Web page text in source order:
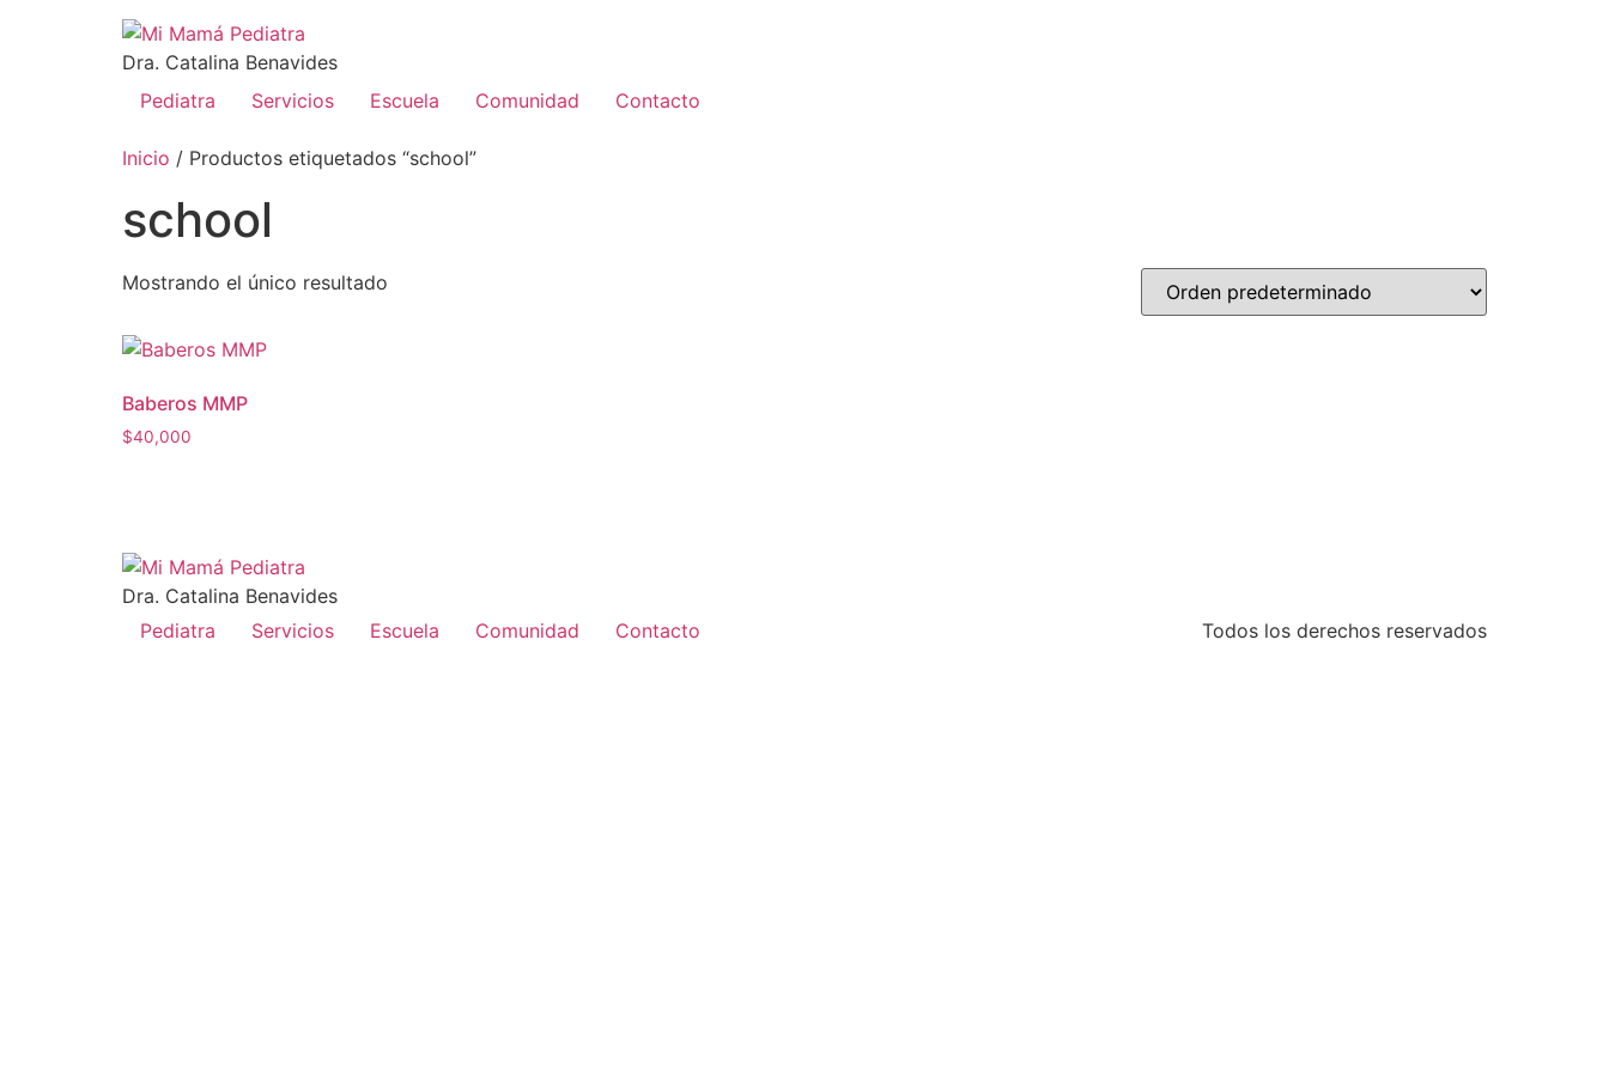
Dra. Catalina Benavides
Pediatra
Servicios Escuela Comunidad Contacto
Inicio / Productos etiquetados “school”
school
Mostrando el único resultado
Baberos MMP
$40,000
Dra. Catalina Benavides
Pediatra
Servicios Escuela Comunidad Contacto Todos los derechos reservados